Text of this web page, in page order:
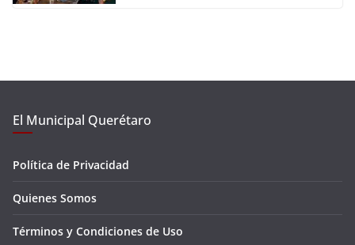
El Municipal Querétaro
Política de Privacidad
Quienes Somos
Términos y Condiciones de Uso